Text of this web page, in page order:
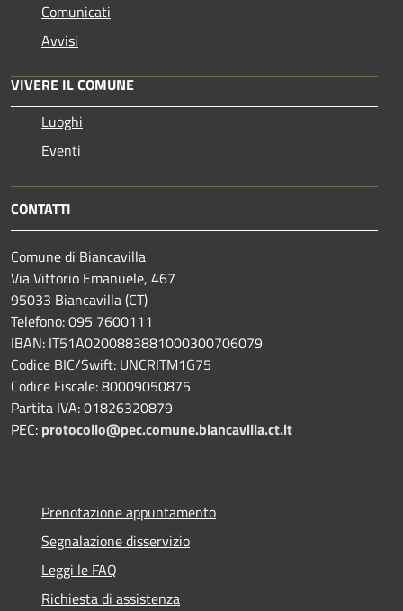
Comunicati
Avvisi
VIVERE IL COMUNE
Luoghi
Eventi
CONTATTI
Comune di Biancavilla
Via Vittorio Emanuele, 467
95033 Biancavilla (CT)
Telefono: 095 7600111
IBAN: IT51A0200883881000300706079
Codice BIC/Swift: UNCRITM1G75
Codice Fiscale: 80009050875
Partita IVA: 01826320879
PEC: protocollo@pec.comune.biancavilla.ct.it
Prenotazione appuntamento
Segnalazione disservizio
Leggi le FAQ
Richiesta di assistenza